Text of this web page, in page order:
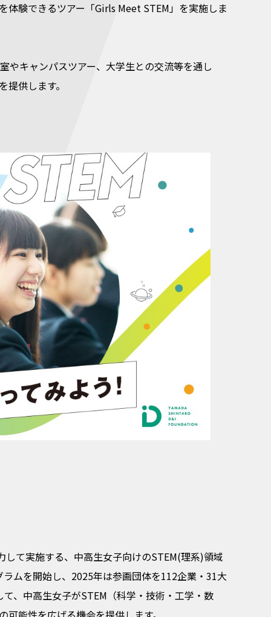
体験できるツアー「Girls Meet STEM」を実施しま
やキャンパスツアー、大学生との交流等を通し
供します。
て実施する、中高生女子向けのSTEM(理系)領域
ムを開始し、2025年は参画団体を112企業・31大
、中高生女子がSTEM（科学・技術・工学・数